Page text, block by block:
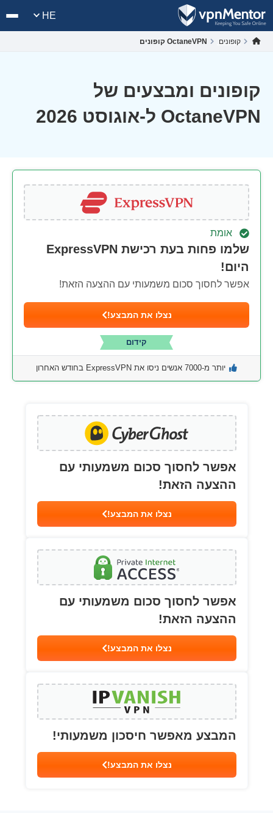
HE
קופונים OctaneVPN קופונים
קופונים ומבצעים של
OctaneVPN ל-אוגוסט 2026
אומת
שלמו פחות בעת רכישת ExpressVPN
היום!
אפשר לחסוך סכום משמעותי עם ההצעה הזאת!
נצלו את המבצע!
קידום
יותר מ-7000 אנשים ניסו את ExpressVPN בחודש האחרון
אפשר לחסוך סכום משמעותי עם
ההצעה הזאת!
נצלו את המבצע!
אפשר לחסוך סכום משמעותי עם
ההצעה הזאת!
נצלו את המבצע!
המבצע מאפשר חיסכון משמעותי!
נצלו את המבצע!